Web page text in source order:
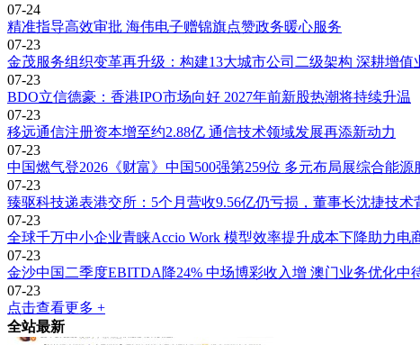
07-24
精准指导高效审批 海伟电子赠锦旗点赞政务暖心服务
07-23
金茂服务组织变革再升级：构建13大城市公司二级架构 深耕增值
07-23
BDO立信德豪：香港IPO市场向好 2027年前新股热潮将持续升温
07-23
移远通信注册资本增至约2.88亿 通信技术领域发展再添新动力
07-23
中国燃气登2026《财富》中国500强第259位 多元布局展综合能源
07-23
臻驱科技递表港交所：5个月营收9.56亿仍亏损，董事长沈捷技术
07-23
全球千万中小企业青睐Accio Work 模型效率提升成本下降助力电
07-23
金沙中国二季度EBITDA降24% 中场博彩收入增 澳门业务优化中
07-23
点击查看更多 +
全站最新